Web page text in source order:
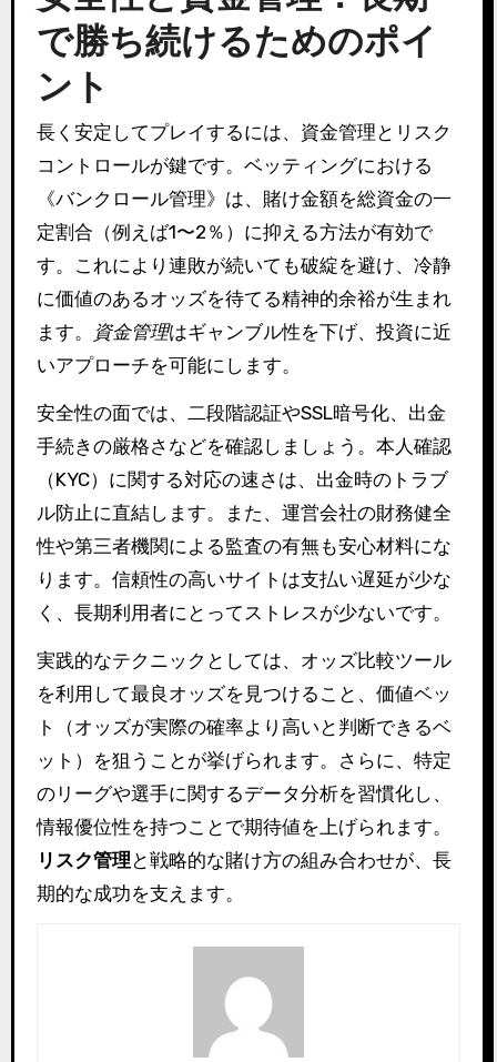
で勝ち続けるためのポイ
ント
長く安定してプレイするには、資金管理とリスク
コントロールが鍵です。ベッティングにおける
《バンクロール管理》は、賭け金額を総資金の一
定割合（例えば1〜2％）に抑える方法が有効で
す。これにより連敗が続いても破綻を避け、冷静
に価値のあるオッズを待てる精神的余裕が生まれ
ます。
資金管理はギャンブル性を下げ、投資に近
いアプローチを可能にします。
安全性の面では、二段階認証やSSL暗号化、出金
手続きの厳格さなどを確認しましょう。本人確認
（KYC）に関する対応の速さは、出金時のトラブ
ル防止に直結します。また、運営会社の財務健全
性や第三者機関による監査の有無も安心材料にな
ります。信頼性の高いサイトは支払い遅延が少な
く、長期利用者にとってストレスが少ないです。
実践的なテクニックとしては、オッズ比較ツール
を利用して最良オッズを見つけること、価値ベッ
ト（オッズが実際の確率より高いと判断できるベ
ット）を狙うことが挙げられます。さらに、特定
のリーグや選手に関するデータ分析を習慣化し、
情報優位性を持つことで期待値を上げられます。
リスク管理 と戦略的な賭け方の組み合わせが、長
期的な成功を支えます。